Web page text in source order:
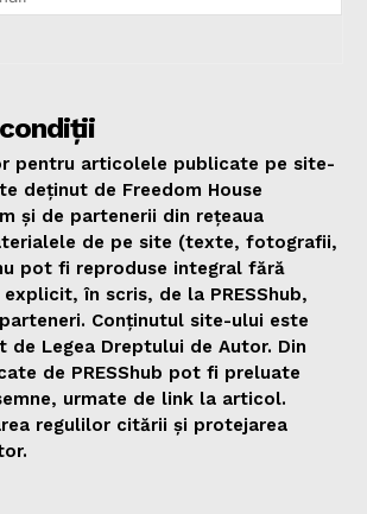
pentru articolele publicate pe site-
deținut de Freedom House
și de partenerii din rețeaua
de pe site (texte, fotografii,
pot fi reproduse integral fără
în scris, de la PRESShub,
Conținutul site-ului este
de Legea Dreptului de Autor. Din
de PRESShub pot fi preluate
urmate de link la articol.
regulilor citării și protejarea